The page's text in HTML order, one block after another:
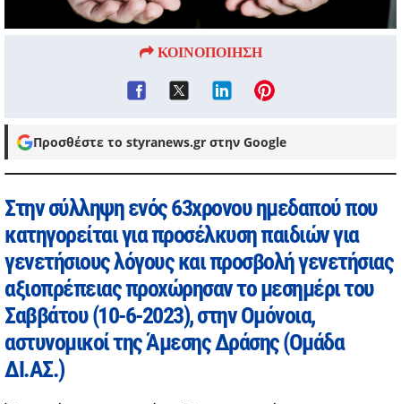
ΚΟΙΝΟΠΟΙΗΣΗ
Προσθέστε το styranews.gr στην Google
Στην σύλληψη ενός 63χρονου ημεδαπού που
κατηγορείται για προσέλκυση παιδιών για
γενετήσιους λόγους και προσβολή γενετήσιας
αξιοπρέπειας προχώρησαν το μεσημέρι του
Σαββάτου (10-6-2023), στην Ομόνοια,
αστυνομικοί της Άμεσης Δράσης (Ομάδα
ΔΙ.ΑΣ.)